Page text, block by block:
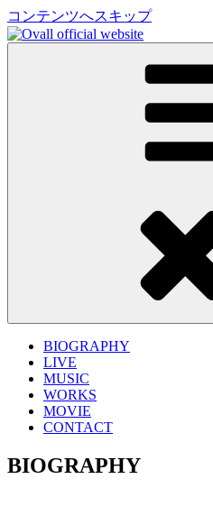
コンテンツへスキップ
Ovall official
Shingo Suzuki、mabanua、関
ト Ovall (オーバル)の公式サイ
報、楽曲の試聴など。
BIOGRAPHY
LIVE
MUSIC
WORKS
MOVIE
CONTACT
BIOGRAPHY